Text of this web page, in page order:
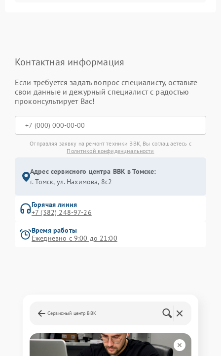
Контактная информация
Если требуется задать вопрос специалисту, оставьте
свои данные и дежурный специалист с радостью
проконсультирует Вас!
Отправляя заявку на ремонт техники BBK, Вы соглашаетесь с
Политикой конфиденциальности
Адрес сервисного центра BBK в Томске:
г. Томск, ул. Нахимова, 8с2
Горячая линия
+7 (382) 248-97-26
Время работы
Ежедневно с 9:00 до 21:00
Сервисный центр BBK